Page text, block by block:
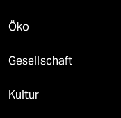
Öko
Gesellschaft
Kultur